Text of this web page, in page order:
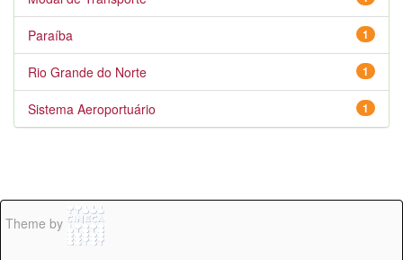
1
Paraíba
1
Rio Grande do Norte
1
Sistema Aeroportuário
Theme by